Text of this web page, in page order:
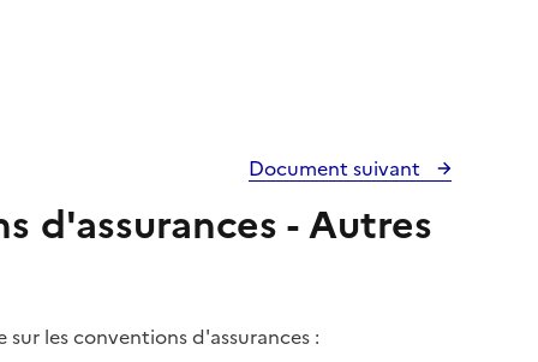
Document suivant
d'assurances - Autres
sur les conventions d'assurances :